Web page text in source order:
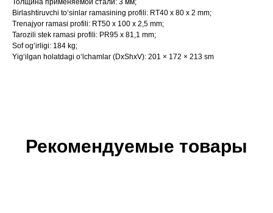
Толщина применяемой стали: 3 мм;
Birlashtiruvchi to‘sinlar ramasining profili: RT40 x 80 x 2 mm;
Trenajyor ramasi profili: RT50 x 100 x 2,5 mm;
Tarozili stek ramasi profili: PR95 x 81,1 mm;
Sof og‘irligi: 184 kg;
Yig‘ilgan holatdagi o‘lchamlar (DxShxV): 201 × 172 × 213 sm
Рекомендуемые товары